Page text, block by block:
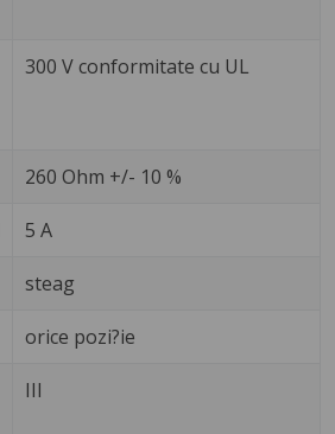
300 V conformitate cu UL
260 Ohm +/- 10 %
5 A
steag
orice pozi?ie
III